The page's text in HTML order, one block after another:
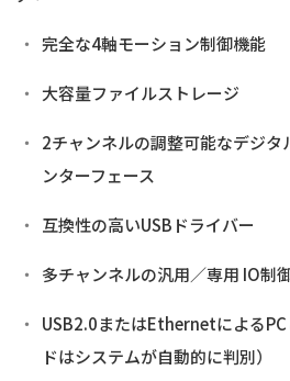
完全な4軸モーション制御機能
大容量ファイルストレージ
2チャンネルの調整可能なデジタ
ンターフェース
互換性の高いUSBドライバー
多チャンネルの汎用／専用 IO制
USB2.0またはEthernetによる
ドはシステムが自動的に判別）